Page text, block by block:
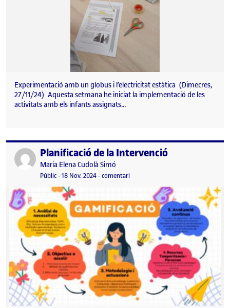
Experimentació amb un globus i l’electricitat estàtica (Dimecres,
27/11/24) Aquesta setmana he iniciat la implementació de les
activitats amb els infants assignats…
Publicat perPlanificació de la Intervenció
Publicat per
Maria Elena Cudolà Simó
Visibilitat:
Públic-Data de publicació
18 Nov. 2024-comentariel Planificació de la Intervenció